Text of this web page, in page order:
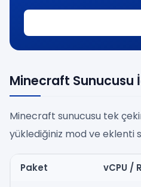
Minecraft Sunucusu
Minecraft sunucusu tek
yüklediğiniz mod ve eklenti
Paket vCPU /